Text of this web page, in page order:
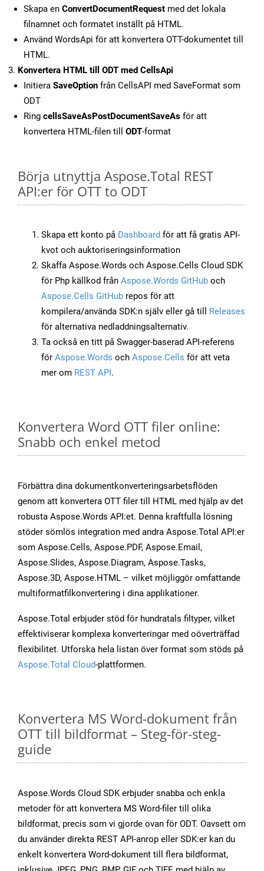
Skapa en ConvertDocumentRequest med det lokala
filnamnet och formatet inställt på HTML.
Använd WordsApi för att konvertera OTT-dokumentet till
HTML.
Konvertera HTML till ODT med CellsApi
Initiera SaveOption från CellsAPI med SaveFormat som
ODT
Ring cellsSaveAsPostDocumentSaveAs för att
konvertera HTML-filen till ODT-format
Börja utnyttja Aspose.Total REST
API:er för OTT to ODT
Skapa ett konto på Dashboard för att få gratis API-
kvot och auktoriseringsinformation
Skaffa Aspose.Words och Aspose.Cells Cloud SDK
för Php källkod från Aspose.Words GitHub och
Aspose.Cells GitHub repos för att
kompilera/använda SDK:n själv eller gå till Releases
för alternativa nedladdningsalternativ.
Ta också en titt på Swagger-baserad API-referens
för Aspose.Words och Aspose.Cells för att veta
mer om REST API.
Konvertera Word OTT filer online:
Snabb och enkel metod
Förbättra dina dokumentkonverteringsarbetsflöden
genom att konvertera OTT filer till HTML med hjälp av det
robusta Aspose.Words API:et. Denna kraftfulla lösning
stöder sömlös integration med andra Aspose.Total API:er
som Aspose.Cells, Aspose.PDF, Aspose.Email,
Aspose.Slides, Aspose.Diagram, Aspose.Tasks,
Aspose.3D, Aspose.HTML – vilket möjliggör omfattande
multiformatfilkonvertering i dina applikationer.
Aspose.Total erbjuder stöd för hundratals filtyper, vilket
effektiviserar komplexa konverteringar med oöverträffad
flexibilitet. Utforska hela listan över format som stöds på
Aspose.Total Cloud-plattformen.
Konvertera MS Word-dokument från
OTT till bildformat – Steg-för-steg-
guide
Aspose.Words Cloud SDK erbjuder snabba och enkla
metoder för att konvertera MS Word-filer till olika
bildformat, precis som vi gjorde ovan för ODT. Oavsett om
du använder direkta REST API-anrop eller SDK:er kan du
enkelt konvertera Word-dokument till flera bildformat,